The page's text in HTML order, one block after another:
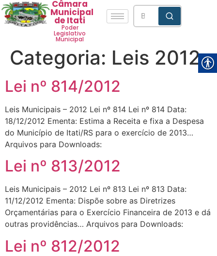
Câmara
Municipal
de Itati
Poder
Legislativo
Municipal
Categoria: Leis 2012
Lei nº 814/2012
Leis Municipais – 2012 Lei nº 814 Lei nº 814 Data:
18/12/2012 Ementa: Estima a Receita e fixa a Despesa
do Município de Itati/RS para o exercício de 2013…
Arquivos para Downloads:
Lei nº 813/2012
Leis Municipais – 2012 Lei nº 813 Lei nº 813 Data:
11/12/2012 Ementa: Dispõe sobre as Diretrizes
Orçamentárias para o Exercício Financeira de 2013 e dá
outras providências… Arquivos para Downloads:
Lei nº 812/2012